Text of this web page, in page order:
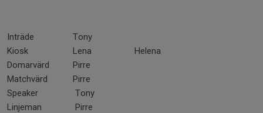
Inträde
Tony
Kiosk
Lena
Helena
Domarvärd
Pirre
Matchvärd
Pirre
Speaker
Tony
Linjeman
Pirre